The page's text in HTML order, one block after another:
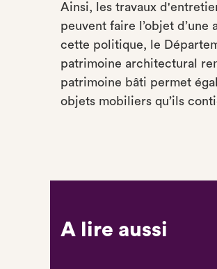
Ainsi, les travaux
peuvent faire l’objet
cette politique, le
patrimoine architectural
patrimoine bâti permet
objets mobiliers qu’ils
A lire aussi